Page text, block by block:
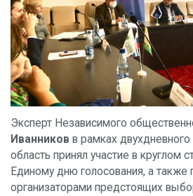
Эксперт Независимого
Иванников в рамках
область принял участие в круглом
Единому дню голосования, а также
организаторами предстоящих